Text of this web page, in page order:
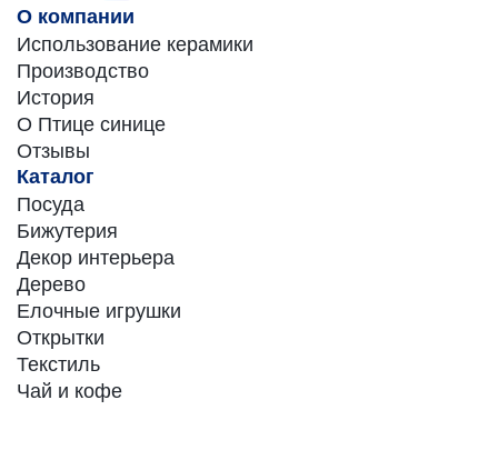
О компании
Использование керамики
Производство
История
О Птице синице
Отзывы
Каталог
Посуда
Бижутерия
Декор интерьера
Дерево
Елочные игрушки
Открытки
Текстиль
Чай и кофе